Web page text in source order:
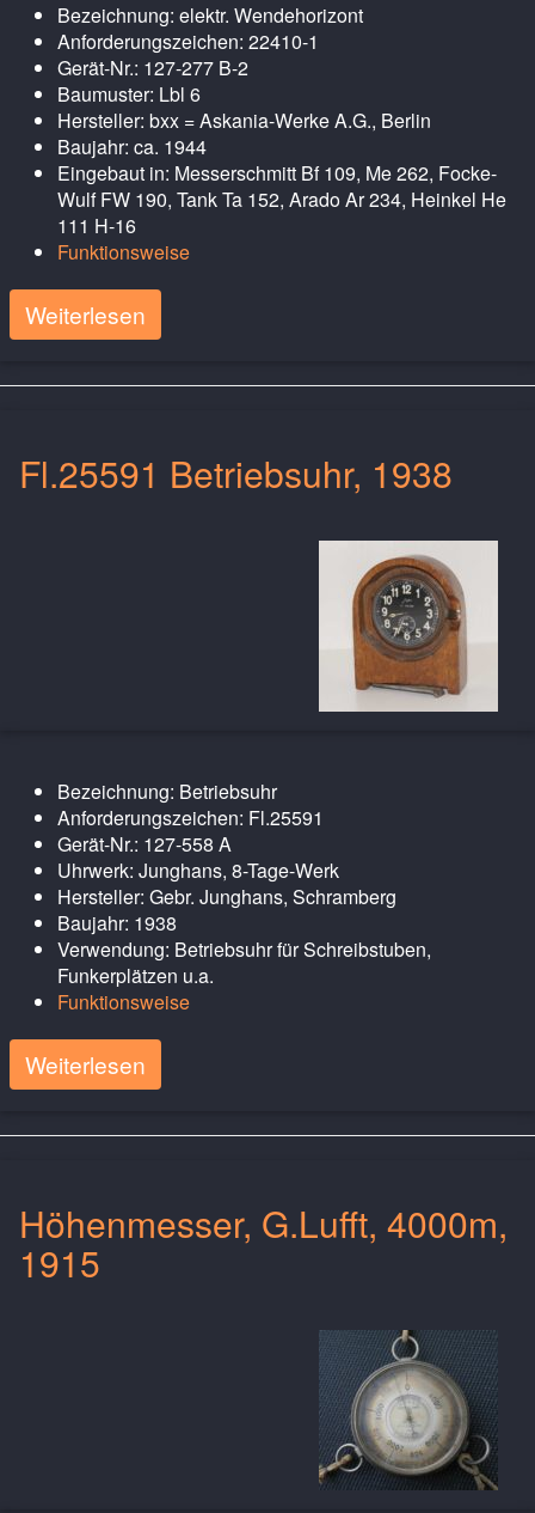
Bezeichnung: elektr. Wendehorizont
Anforderungszeichen: 22410-1
Gerät-Nr.: 127-277 B-2
Baumuster: Lbl 6
Hersteller: bxx = Askania-Werke A.G., Berlin
Baujahr: ca. 1944
Eingebaut in: Messerschmitt Bf 109, Me 262, Focke-
Wulf FW 190, Tank Ta 152, Arado Ar 234, Heinkel He
111 H-16
Funktionsweise
Weiterlesen
Fl.25591 Betriebsuhr, 1938
Bezeichnung: Betriebsuhr
Anforderungszeichen: Fl.25591
Gerät-Nr.: 127-558 A
Uhrwerk: Junghans, 8-Tage-Werk
Hersteller: Gebr. Junghans, Schramberg
Baujahr: 1938
Verwendung: Betriebsuhr für Schreibstuben,
Funkerplätzen u.a.
Funktionsweise
Weiterlesen
Höhenmesser, G.Lufft, 4000m,
1915